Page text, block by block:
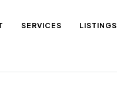
SERVICES LISTINGS